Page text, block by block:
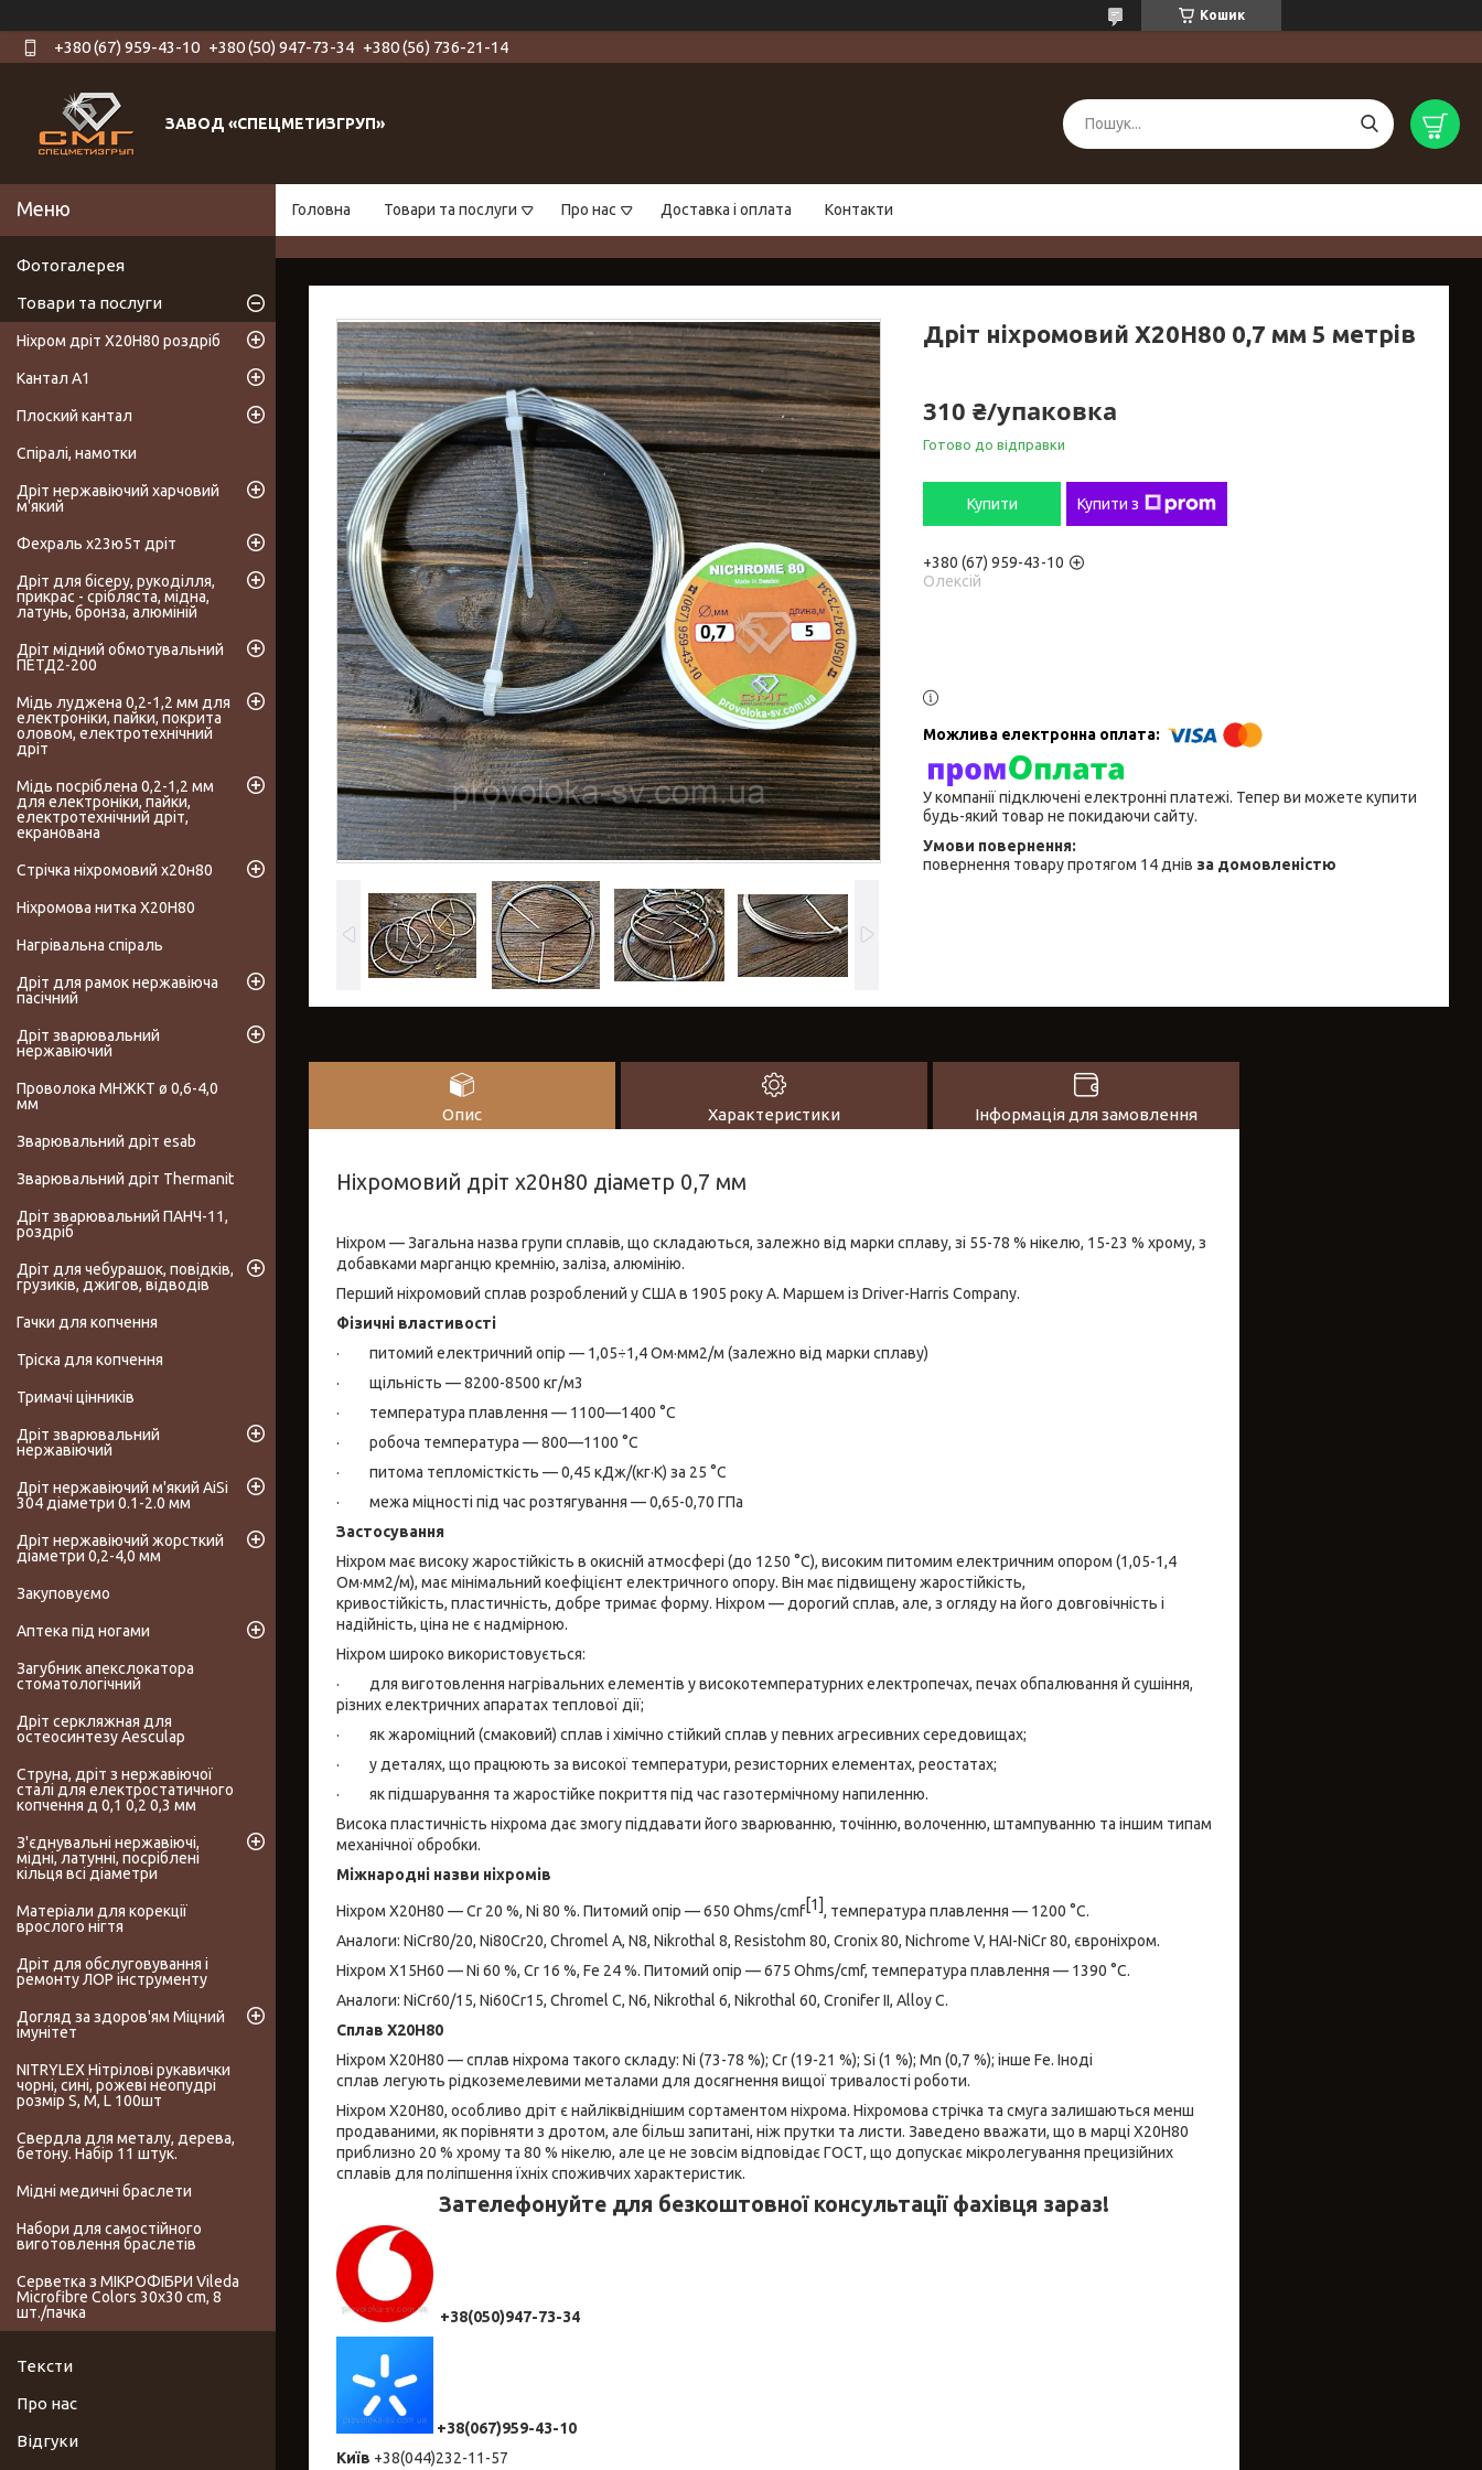
Кошик
+380 (67) 959-43-10 +380 (50) 947-73-34 +380 (56) 736-21-14
ЗАВОД «СПЕЦМЕТИЗГРУП»
Головна Товари та послуги Про нас Доставка і оплата Контакти
Дріт ніхромовий Х20Н80 0,7 мм 5 метрів
310 ₴/упаковка
Готово до відправки
Купити Купити з
+380 (67) 959-43-10
Олексій
У компанії підключені електронні платежі. Тепер ви можете купити
будь-який товар не покидаючи сайту.
повернення товару протягом 14 днів за домовленістю
Опис Характеристики Інформація для замовлення
Ніхромовий дріт х20н80 діаметр 0,7 мм
Ніхром — Загальна назва групи сплавів, що складаються, залежно від марки сплаву, зі 55-78 % нікелю, 15-23 % хрому, з
добавками марганцю кремнію, заліза, алюмінію.
Перший ніхромовий сплав розроблений у США в 1905 року А. Маршем із Driver-Harris Company.
Фізичні властивості
· питомий електричний опір — 1,05÷1,4 Ом·мм2/м (залежно від марки сплаву)
· щільність — 8200-8500 кг/м3
· температура плавлення — 1100—1400 °C
· робоча температура — 800—1100 °C
· питома тепломісткість — 0,45 кДж/(кг·К) за 25 °C
· межа міцності під час розтягування — 0,65-0,70 ГПа
Застосування
Ніхром має високу жаростійкість в окисній атмосфері (до 1250 °C), високим питомим електричним опором (1,05-1,4
Ом·мм2/м), має мінімальний коефіцієнт електричного опору. Він має підвищену жаростійкість,
кривостійкість, пластичність, добре тримає форму. Ніхром — дорогий сплав, але, з огляду на його довговічність і
надійність, ціна не є надмірною.
Ніхром широко використовується:
· для виготовлення нагрівальних елементів у високотемпературних електропечах, печах обпалювання й сушіння,
різних електричних апаратах теплової дії;
· як жароміцний (смаковий) сплав і хімічно стійкий сплав у певних агресивних середовищах;
· у деталях, що працюють за високої температури, резисторних елементах, реостатах;
· як підшарування та жаростійке покриття під час газотермічному напиленню.
Висока пластичність ніхрома дає змогу піддавати його зварюванню, точінню, волоченню, штампуванню та іншим типам
механічної обробки.
Міжнародні назви ніхромів
Ніхром Х20Н80 — Cr 20 %, Ni 80 %. Питомий опір — 650 Ohms/cmf[1], температура плавлення — 1200 °C.
Аналоги: NiCr80/20, Ni80Cr20, Chromel A, N8, Nikrothal 8, Resistohm 80, Cronix 80, Nichrome V, HAI-NiCr 80, євроніхром.
Ніхром Х15Н60 — Ni 60 %, Cr 16 %, Fe 24 %. Питомий опір — 675 Ohms/cmf, температура плавлення — 1390 °C.
Аналоги: NiCr60/15, Ni60Cr15, Chromel C, N6, Nikrothal 6, Nikrothal 60, Cronifer II, Alloy C.
Сплав Х20Н80
Ніхром Х20Н80 — сплав ніхрома такого складу: Ni (73-78 %); Cr (19-21 %); Si (1 %); Mn (0,7 %); інше Fe. Іноді
сплав легують рідкоземелевими металами для досягнення вищої тривалості роботи.
Ніхром Х20Н80, особливо дріт є найліквіднішим сортаментом ніхрома. Ніхромова стрічка та смуга залишаються менш
продаваними, як порівняти з дротом, але більш запитані, ніж прутки та листи. Заведено вважати, що в марці Х20Н80
приблизно 20 % хрому та 80 % нікелю, але це не зовсім відповідає ГОСТ, що допускає мікролегування прецизійних
сплавів для поліпшення їхніх споживчих характеристик.
Зателефонуйте для безкоштовної консультації фахівця зараз!
+38(050)947-73-34
+38(067)959-43-10
Київ +38(044)232-11-57
Фотогалерея
Товари та послуги
Ніхром дріт Х20Н80 роздріб
Кантал А1
Плоский кантал
Спіралі, намотки
Дріт нержавіючий харчовий
м'який
Фехраль х23ю5т дріт
Дріт для бісеру, рукоділля,
прикрас - срібляста, мідна,
латунь, бронза, алюміній
Дріт мідний обмотувальний
ПЕТД2-200
Мідь луджена 0,2-1,2 мм для
електроніки, пайки, покрита
оловом, електротехнічний
дріт
Мідь посріблена 0,2-1,2 мм
для електроніки, пайки,
електротехнічний дріт,
екранована
Стрічка ніхромовий х20н80
Ніхромова нитка Х20Н80
Нагрівальна спіраль
Дріт для рамок нержавіюча
пасічний
Дріт зварювальний
нержавіючий
Проволока МНЖКТ ø 0,6-4,0
мм
Зварювальний дріт esab
Зварювальний дріт Thermanit
Дріт зварювальний ПАНЧ-11,
роздріб
Дріт для чебурашок, повідків,
грузиків, джигов, відводів
Гачки для копчення
Тріска для копчення
Тримачі цінників
Дріт зварювальний
нержавіючий
Дріт нержавіючий м'який AiSi
304 діаметри 0.1-2.0 мм
Дріт нержавіючий жорсткий
діаметри 0,2-4,0 мм
Закуповуємо
Аптека під ногами
Загубник апекслокатора
стоматологічний
Дріт серкляжная для
остеосинтезу Aesculap
Струна, дріт з нержавіючої
сталі для електростатичного
копчення д 0,1 0,2 0,3 мм
З'єднувальні нержавіючі,
мідні, латунні, посріблені
кільця всі діаметри
Матеріали для корекції
врослого нігтя
Дріт для обслуговування і
ремонту ЛОР інструменту
Догляд за здоров'ям Міцний
імунітет
NITRYLEX Нітрілові рукавички
чорні, сині, рожеві неопудрі
розмір S, M, L 100шт
Свердла для металу, дерева,
бетону. Набір 11 штук.
Мідні медичні браслети
Набори для самостійного
виготовлення браслетів
Серветка з МІКРОФІБРИ Vileda
Microfibre Colors 30x30 cm, 8
шт./пачка
Тексти
Про нас
Відгуки